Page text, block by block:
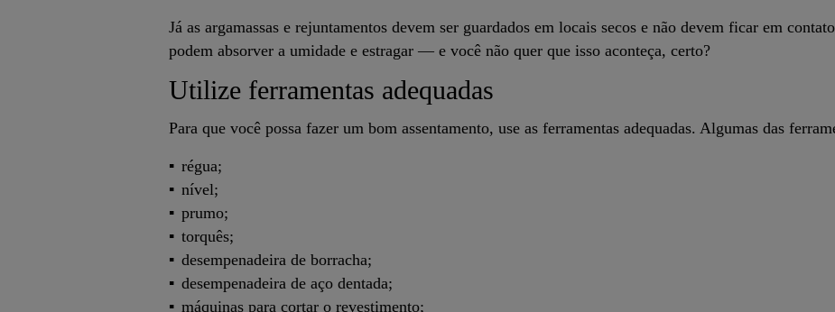
Já as argamassas e rejuntamentos devem ser guardados em locais secos e não devem ficar em
podem absorver a umidade e estragar — e você não quer que isso aconteça, certo?
Utilize ferramentas adequadas
Para que você possa fazer um bom assentamento, use as ferramentas adequadas. Algumas das
régua;
nível;
prumo;
torquês;
desempenadeira de borracha;
desempenadeira de aço dentada;
máquinas para cortar o revestimento;